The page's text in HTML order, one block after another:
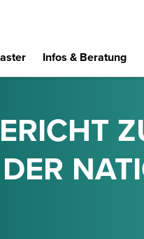
Infos & Beratung